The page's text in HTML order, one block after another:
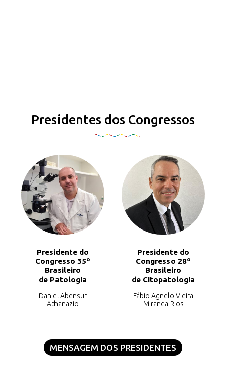
Presidentes dos Congressos
Presidente do
Congresso 35º
Brasileiro
de Patologia
Daniel Abensur
Athanazio
Presidente do
Congresso 28º
Brasileiro
de Citopatologia
Fábio Agnelo Vieira
Miranda Rios
MENSAGEM DOS PRESIDENTES